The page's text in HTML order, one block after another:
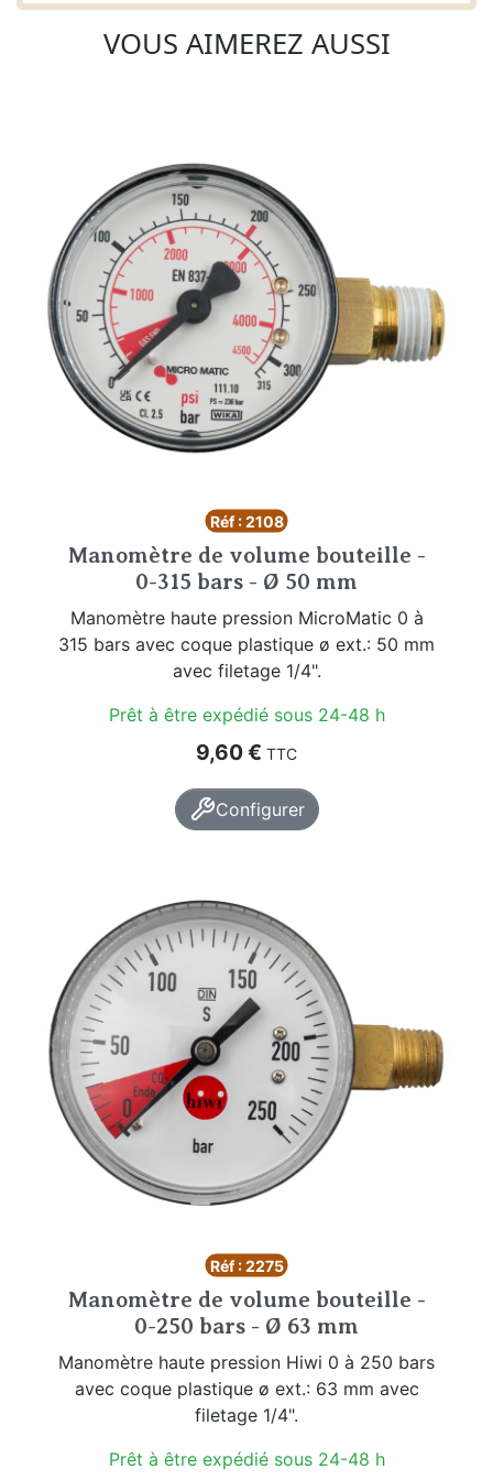
VOUS AIMEREZ AUSSI
Réf : 2108
Manomètre de volume bouteille -
0-315 bars - Ø 50 mm
Manomètre haute pression MicroMatic 0 à
315 bars avec coque plastique ø ext.: 50 mm
avec filetage 1/4".
Prêt à être expédié sous 24-48 h
Prix
9,60 € TTC
Configurer
Réf : 2275
Manomètre de volume bouteille -
0-250 bars - Ø 63 mm
Manomètre haute pression Hiwi 0 à 250 bars
avec coque plastique ø ext.: 63 mm avec
filetage 1/4".
Prêt à être expédié sous 24-48 h